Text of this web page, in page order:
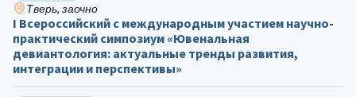
Тверь, заочно
I Всероссийский с международным участием научно-
практический симпозиум «Ювенальная
девиантология: актуальные тренды развития,
интеграции и перспективы»